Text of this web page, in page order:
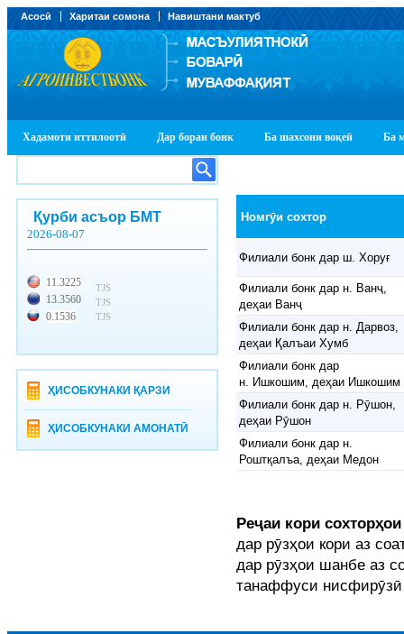
Асосӣ Харитаи сомона Навиштани мактуб
Хадамоти иттилоотӣ Дар бораи бонк Ба шахсони воқеӣ Ба
Қурби асъор БМТ
2026-08-07
11.3225
13.3560
0.1536
TJS
TJS
TJS
ҲИСОБКУНАКИ ҚАРЗИ
ҲИСОБКУНАКИ АМОНАТӢ
Номгӯи сохтор
Филиали бонк дар ш. Хоруғ
Филиали бонк дар н. Ванҷ,
деҳаи Ванҷ
Филиали бонк дар н. Дарвоз,
деҳаи Қалъаи Хумб
Филиали бонк дар
н. Ишкошим, деҳаи Ишкошим
Филиали бонк дар н. Рӯшон,
деҳаи Рӯшон
Филиали бонк дар н.
Роштқалъа, деҳаи Медон
Реҷаи кори
дар рӯзҳои кори аз
дар рӯзҳои шанбе аз
танаффуси нисфирӯзӣ